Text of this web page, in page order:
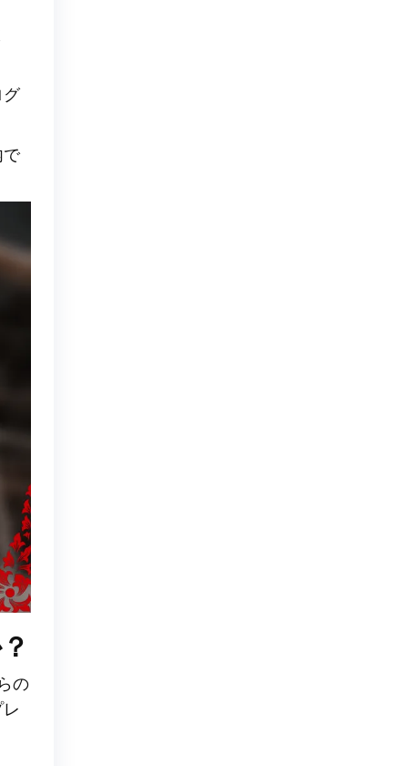
グ
で
の